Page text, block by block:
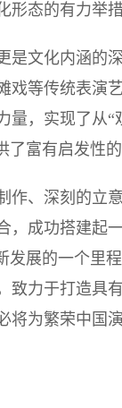
形态的有力举
是文化内涵的
戏等传统表演
，实现了从“
了富有启发性
作、深刻的立
，成功搭建起
发展的一个里
致力于打造具
将为繁荣中国